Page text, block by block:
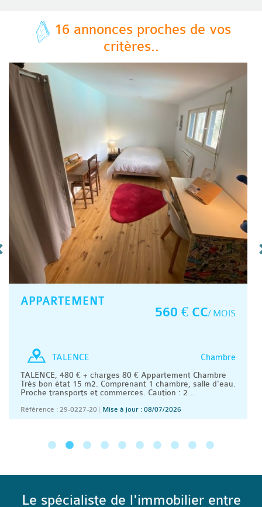
16 annonces proches de vos
critères..
APPARTEMENT
560 € CC/ MOIS
Chambre
TALENCE
TALENCE, 480 € + charges 80 € Appartement Chambre
Très bon état 15 m2. Comprenant 1 chambre, salle d'eau.
Proche transports et commerces. Caution : 2 ..
Référence : 29-0227-20 Mise à jour : 08/07/2026
Le spécialiste de l'immobilier entre